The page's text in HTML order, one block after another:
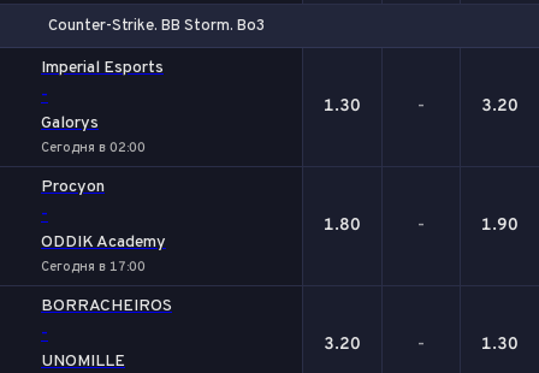
Counter-Strike. BB Storm. Bo3
Imperial Esports
-
Galorys
Сегодня в 02:00
1.30 - 3.20
Procyon
-
ODDIK Academy
Сегодня в 17:00
1.80 - 1.90
BORRACHEIROS
-
UNOMILLE
3.20 - 1.30